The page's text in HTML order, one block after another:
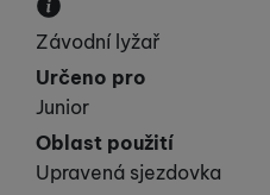
Udává vaší „výkonnost“.
Závodní lyžař
Určeno pro
Junior
Oblast použití
Upravená sjezdovka